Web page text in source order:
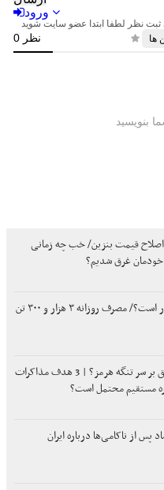
اصلاح قیمت بنزین/ خب چه زمانی
خودمان غرق شدیم؟
قیمت واقعی تخم‌مرغ چقدر است؟/ مصرف روزانه ۳ هزار و ۳۰۰ تن
ایران و آمریکا در آستانه توافق بر سر تنگه هرمز؟ | 3 هدف مذاکرات
مستقیم محتمل است؟
از ناکامی‌ها درباره ایران